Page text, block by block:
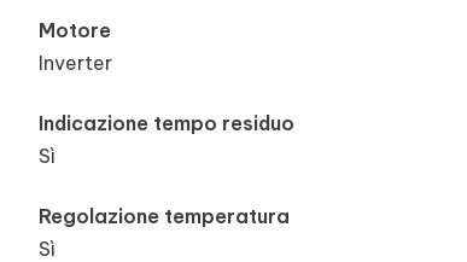
Motore
Inverter
Indicazione tempo residuo
Sì
Regolazione temperatura
Sì